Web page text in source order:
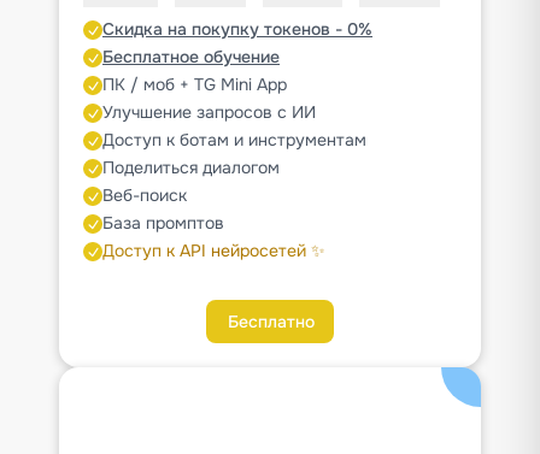
Скидка на покупку токенов - 0%
Бесплатное обучение
ПК / моб + TG Mini App
Улучшение запросов с ИИ
Доступ к ботам и инструментам
Поделиться диалогом
Веб-поиск
База промптов
Доступ к API нейросетей ✨
Бесплатно